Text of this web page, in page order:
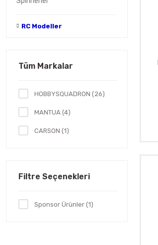
RC Modeller
Tüm Markalar
HOBBYSQUADRON (26)
MANTUA (4)
CARSON (1)
Filtre Seçenekleri
Sponsor Ürünler (1)